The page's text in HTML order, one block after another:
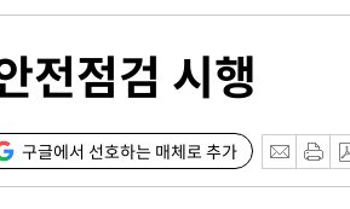
전점검 시행
구글에서 선호하는 매체로 추가